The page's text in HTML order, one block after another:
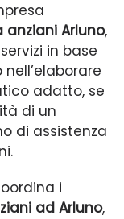
Arluno,
in base
adatto, se
di un
di assistenza
i
ad Arluno,